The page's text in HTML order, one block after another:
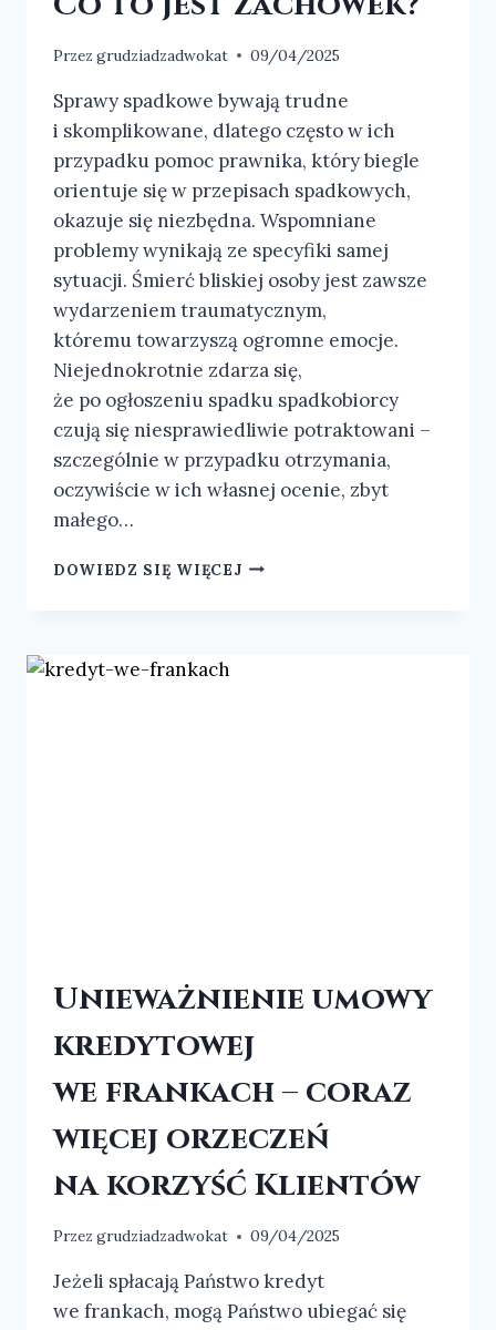
Przez grudziadzadwokat 09/04/2025
Sprawy spadkowe bywają trudne
i skomplikowane, dlatego często w ich
przypadku pomoc prawnika, który biegle
orientuje się w przepisach spadkowych,
okazuje się niezbędna. Wspomniane
problemy wynikają ze specyfiki samej
sytuacji. Śmierć bliskiej osoby jest zawsze
wydarzeniem traumatycznym,
któremu towarzyszą ogromne emocje.
Niejednokrotnie zdarza się,
że po ogłoszeniu spadku spadkobiorcy
czują się niesprawiedliwie potraktowani –
szczególnie w przypadku otrzymania,
oczywiście w ich własnej ocenie, zbyt
małego…
DOWIEDZ SIĘ WIĘCEJ
Unieważnienie umowy
kredytowej
we frankach – coraz
więcej orzeczeń
na korzyść Klientów
Przez grudziadzadwokat 09/04/2025
Jeżeli spłacają Państwo kredyt
we frankach, mogą Państwo ubiegać się